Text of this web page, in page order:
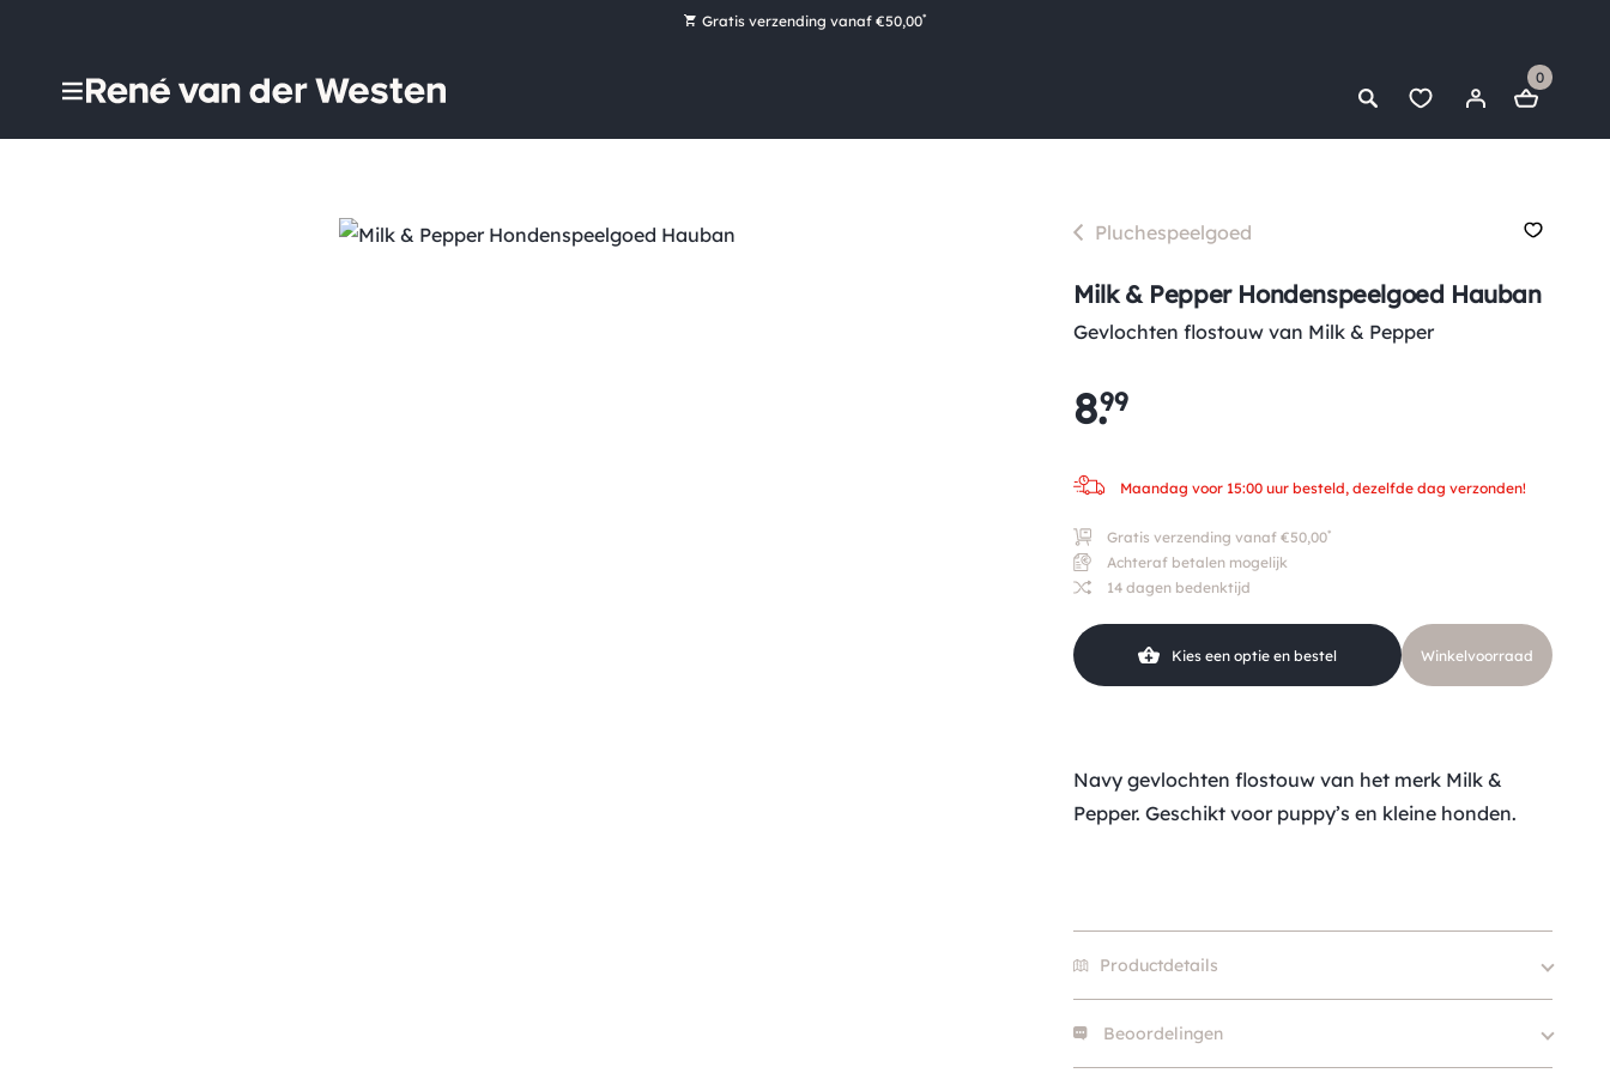
Gratis verzending vanaf €50,00*
0
Pluchespeelgoed
Milk & Pepper Hondenspeelgoed Hauban
Gevlochten flostouw van Milk & Pepper
8.
99
Maandag voor 15:00 uur besteld, dezelfde dag verzonden!
Gratis verzending vanaf €50,00*
Achteraf betalen mogelijk
14 dagen bedenktijd
Kies een optie en bestel Winkelvoorraad
Navy gevlochten flostouw van het merk Milk &
Pepper. Geschikt voor puppy’s en kleine honden.
Productdetails
SizeBeoordelingen